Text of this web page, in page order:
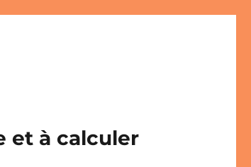
et à calculer